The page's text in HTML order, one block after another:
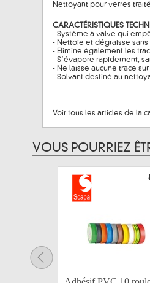
Nettoyant pour verres
CARACTÉRISTIQUES
- Système à valve qui
- Nettoie et dégraisse
- Elimine également les
- S’évapore rapidement,
- Ne laisse aucune trace
- Solvant destiné au
Voir tous les articles de la
VOUS POURRIEZ